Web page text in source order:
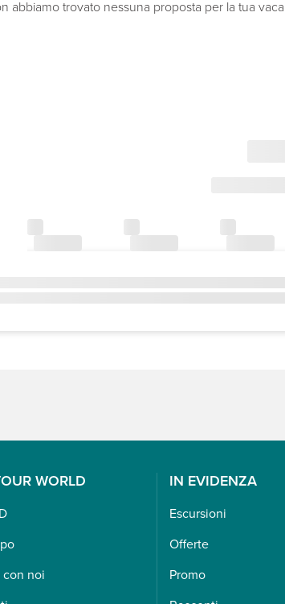
abbiamo trovato nessuna proposta per la tua
WORLD
con noi
IN EVIDENZA
Escursioni
Offerte
Promo